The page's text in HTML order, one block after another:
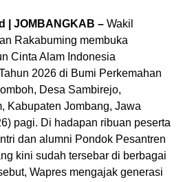
| JOMBANGKAB – Wakil
Rakabuming membuka
Cinta Alam Indonesia
2026 di Bumi Perkemahan
Desa Sambirejo,
Kabupaten Jombang, Jawa
pagi. Di hadapan ribuan peserta
dan alumni Pondok Pesantren
kini sudah tersebar di berbagai
Wapres mengajak generasi